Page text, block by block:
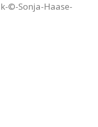
©-Sonja-Haase-